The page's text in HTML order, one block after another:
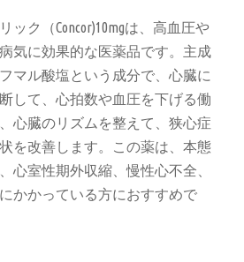
ック（Concor)10mgは、高血圧や
気に効果的な医薬品です。主成
マル酸塩という成分で、心臓に
して、心拍数や血圧を下げる働
心臓のリズムを整えて、狭心症
を改善します。この薬は、本態
心室性期外収縮、慢性心不全、
かかっている方におすすめで